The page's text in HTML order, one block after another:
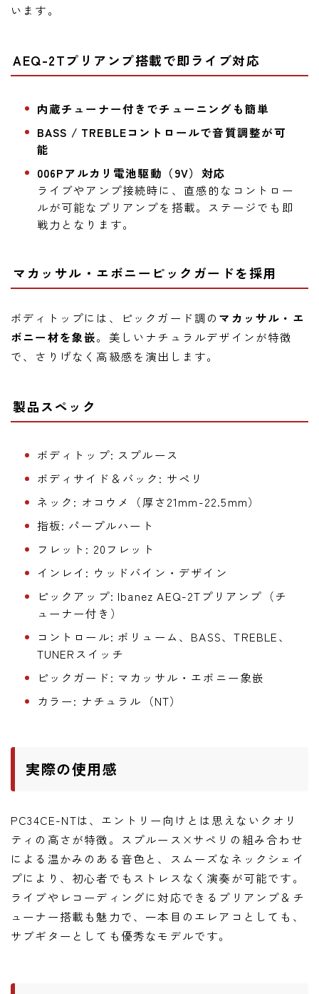
います。
AEQ-2Tプリアンプ搭載で即ライブ対応
内蔵チューナー付きでチューニングも簡単
BASS / TREBLEコントロールで音質調整が可
能
006Pアルカリ電池駆動（9V）対応
ライブやアンプ接続時に、直感的なコントロー
ルが可能なプリアンプを搭載。ステージでも即
戦力となります。
マカッサル・エボニーピックガードを採用
ボディトップには、ピックガード調の マカッサル・エ
ボニー材を象嵌。美しいナチュラルデザインが特徴
で、さりげなく高級感を演出します。
製品スペック
ボディトップ: スプルース
ボディサイド＆バック: サペリ
ネック: オコウメ（厚さ21mm-22.5mm）
指板: パープルハート
フレット: 20フレット
インレイ: ウッドバイン・デザイン
ピックアップ: Ibanez AEQ-2Tプリアンプ（チ
ューナー付き）
コントロール: ボリューム、BASS、TREBLE、
TUNERスイッチ
ピックガード: マカッサル・エボニー象嵌
カラー: ナチュラル（NT）
実際の使用感
PC34CE-NTは、エントリー向けとは思えないクオリ
ティの高さが特徴。スプルース×サペリの組み合わせ
による温かみのある音色と、スムーズなネックシェイ
プにより、初心者でもストレスなく演奏が可能です。
ライブやレコーディングに対応できるプリアンプ＆チ
ューナー搭載も魅力で、一本目のエレアコとしても、
サブギターとしても優秀なモデルです。